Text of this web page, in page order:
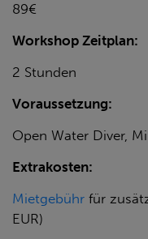
89€
Workshop Zeitplan:
2 Stunden
Voraussetzung:
Open Water Diver,
Extrakosten:
Mietgebühr für
EUR)